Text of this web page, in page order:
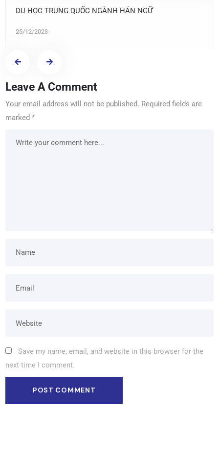
DU HỌC TRUNG QUỐC NGÀNH HÁN NGỮ
25/12/2023
Leave A Comment
Your email address will not be published. Required fields are
marked*
Save my name, email, and website in this browser for the
next time I comment.